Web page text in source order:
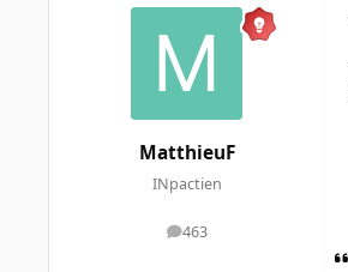
MatthieuF
INpactien
463
messages